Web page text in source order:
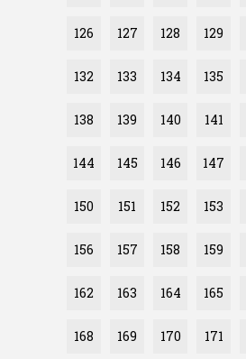
126 127 128 129
132 133 134 135
138 139 140 141
144 145 146 147
150 151 152 153
156 157 158 159
162 163 164 165
168 169 170 171